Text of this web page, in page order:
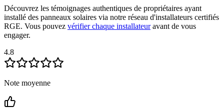
Découvrez les témoignages authentiques de propriétaires ayant
installé des panneaux solaires via notre réseau d'installateurs certifiés
RGE. Vous pouvez vérifier chaque installateuravant de vous
engager.
4.8
Note moyenne